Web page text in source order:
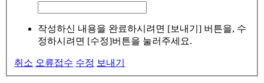
작성하신 내용을 완료하시려면 [보내기] 버튼을, 수
정하시려면 [수정]버튼을 눌러주세요.
취소 오류접수 수정 보내기